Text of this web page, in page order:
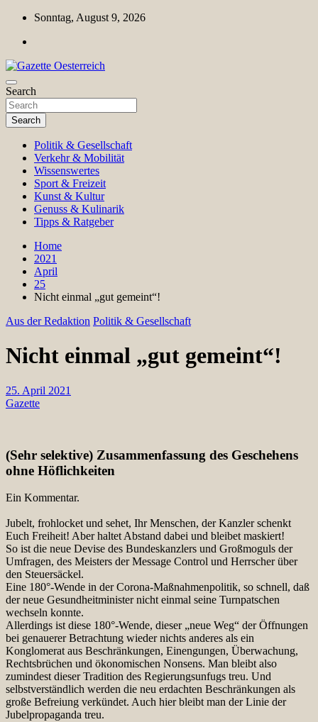
Skip
content
Sonntag, August 9, 2026
Gazette Oesterreich
Magazin für Freizeit, Politik, Kultur & Wissenschaft
Search
Search
Politik & Gesellschaft
Verkehr & Mobilität
Wissenswertes
Sport & Freizeit
Kunst & Kultur
Genuss & Kulinarik
Tipps & Ratgeber
Home
2021
April
25
Nicht einmal „gut gemeint“!
Aus der Redaktion Politik & Gesellschaft
Nicht einmal „gut gemeint“!
25. April 2021
Gazette
(Sehr selektive) Zusammenfassung des Geschehens
ohne Höflichkeiten
Ein Kommentar.
Jubelt, frohlocket und sehet, Ihr Menschen, der Kanzler schenkt
Euch Freiheit! Aber haltet Abstand dabei und bleibet maskiert!
So ist die neue Devise des Bundeskanzlers und Großmoguls der
Umfragen, des Meisters der Message Control und Herrscher über
den Steuersäckel.
Eine 180°-Wende in der Corona-Maßnahmenpolitik, so schnell, daß
der neue Gesundheitminister nicht einmal seine Turnpatschen
wechseln konnte.
Allerdings ist diese 180°-Wende, dieser „neue Weg“ der Öffnungen
bei genauerer Betrachtung wieder nichts anderes als ein
Konglomerat aus Beschränkungen, Einengungen, Überwachung,
Rechtsbrüchen und ökonomischen Nonsens. Man bleibt also
zumindest dieser Tradition des Regierungsunfugs treu. Und
selbstverständlich werden die neu erdachten Beschränkungen als
große Befreiung verkündet. Auch hier bleibt man der Linie der
Jubelpropaganda treu.